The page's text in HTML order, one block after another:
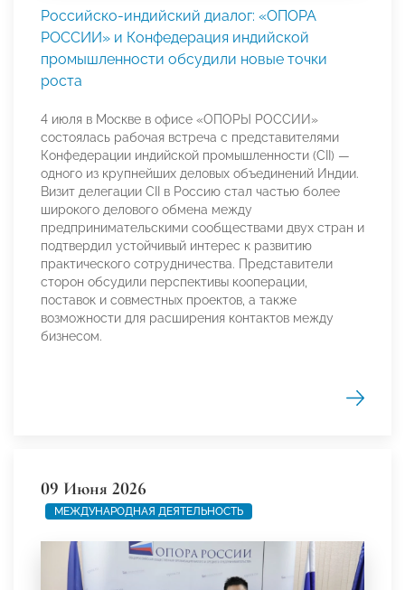
Российско-индийский диалог: «ОПОРА
РОССИИ» и Конфедерация индийской
промышленности обсудили новые точки
роста
4 июля в Москве в офисе «ОПОРЫ РОССИИ»
состоялась рабочая встреча с представителями
Конфедерации индийской промышленности (CII) —
одного из крупнейших деловых объединений Индии.
Визит делегации CII в Россию стал частью более
широкого делового обмена между
предпринимательскими сообществами двух стран и
подтвердил устойчивый интерес к развитию
практического сотрудничества. Представители
сторон обсудили перспективы кооперации,
поставок и совместных проектов, а также
возможности для расширения контактов между
бизнесом.
09 Июня 2026
МЕЖДУНАРОДНАЯ ДЕЯТЕЛЬНОСТЬ